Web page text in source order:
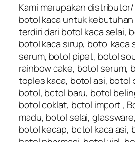
Kami merupakan
botol kaca untuk
terdiri dari botol kaca selai,
botol kaca sirup, botol kaca
serum, botol pipet, botol
rainbow cake, botol serum,
toples kaca, botol asi, botol
botol, botol baru, botol
botol coklat, botol import ,
madu, botol selai,
botol kecap, botol kaca asi,